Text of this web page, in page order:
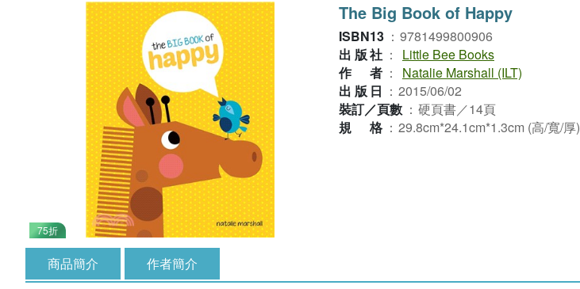
75折
The Big Book of Happy
ISBN13 ： 9781499800906
出版社 ：
Little Bee Books
作者 ：
Natalie Marshall (ILT)
出版日 ： 2015/06/02
裝訂／頁數 ： 硬頁書／14頁
規格 ： 29.8cm*24.1cm*1.3cm (高/寬/厚)
商品簡介 作者簡介